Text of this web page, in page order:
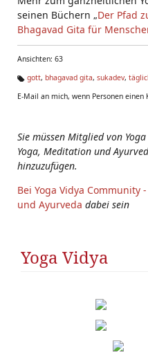
seinen Büchern „Der Pfad
Bhagavad Gita für
Ansichten: 63
g
gott, bhagavad gita, sukadev,
E-Mail an mich, wenn Personen
Sie müssen Mitglied von
Yoga, Meditation und
hinzuzufügen.
Bei Yoga Vidya Community
und Ayurveda dabei sein
Yoga Vidya